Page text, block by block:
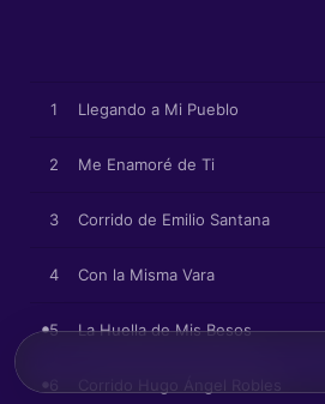
1 Llegando a Mi Pueblo
2 Me Enamoré de Ti
3 Corrido de Emilio Santana
4 Con la Misma Vara
5 La Huella de Mis Besos
6 Corrido Hugo Ángel Robles